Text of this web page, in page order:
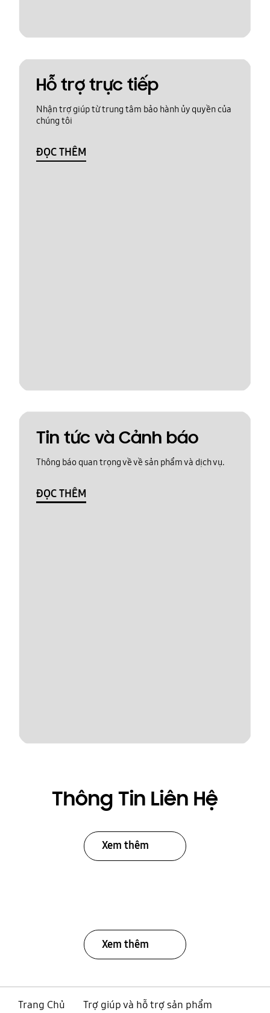
Hỗ trợ trực tiếp
Nhận trợ giúp từ trung tâm bảo hành ủy quyền của
chúng tôi
ĐỌC THÊM
Tin tức và Cảnh báo
Thông báo quan trọng về về sản phẩm và dịch vụ.
ĐỌC THÊM
Thông Tin Liên Hệ
Xem thêm
Xem thêm
Trang Chủ
Trợ giúp và hỗ trợ sản phẩm